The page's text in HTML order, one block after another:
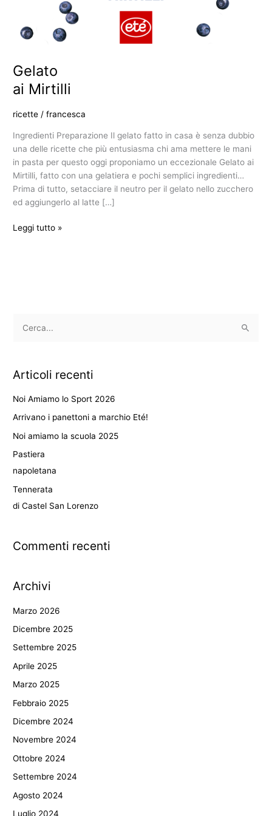
Gelato
ai Mirtilli
ricette /francesca
Ingredienti Preparazione Il gelato fatto in casa è senza dubbio
una delle ricette che più entusiasma chi ama mettere le mani
in pasta per questo oggi proponiamo un eccezionale Gelato ai
Mirtilli, fatto con una gelatiera e pochi semplici ingredienti…
Prima di tutto, setacciare il neutro per il gelato nello zucchero
ed aggiungerlo al latte […]
Leggi tutto »
c
a
:
Articoli recenti
Noi Amiamo lo Sport 2026
Arrivano i panettoni a marchio Eté!
Noi amiamo la scuola 2025
Pastiera
napoletana
Tennerata
di Castel San Lorenzo
Commenti recenti
Archivi
Marzo 2026
Dicembre 2025
Settembre 2025
Aprile 2025
Marzo 2025
Febbraio 2025
Dicembre 2024
Novembre 2024
Ottobre 2024
Settembre 2024
Agosto 2024
Luglio 2024